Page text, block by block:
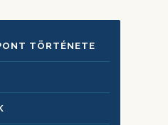
TÖRTÉNETE